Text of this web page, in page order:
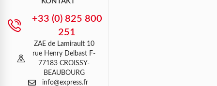
+33 (0) 825 800
251
ZAE de Lamirault 10
rue Henry Delbast F-
77183 CROISSY-
BEAUBOURG
info@express.fr